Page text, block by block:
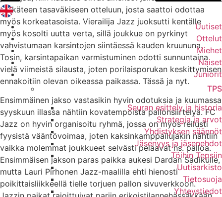
Uutiset
Ottelut
Miehet
Naiset
Juniorit
TPS
Seuran esittely ja historia
Strategia ja arvot
Yhdistyksen säännöt
Jäsenyys ja jäsenehdot
Töihin Tepsiin
Uutisarkisto
Tietosuoja
Yhteystiedot
etukäteen tasaväkiseen otteluun, josta saattoi odottaa
myös korkeatasoista. Vierailija Jazz juoksutti kentälle
myös kosolti uutta verta, sillä joukkue on pyrkinyt
vahvistumaan karsintojen siintäessä kauden kruununa.
Tosin, karsintapaikan varmistuminen odotti sunnuntaina
vielä viimeistä silausta, joten porilaisporukan keskittymisen
ennakoitiin olevan oikeassa paikassa. Tässä ja nyt.
Ensimmäinen jakso vastasikin hyvin odotuksia ja kuumassa
syyskuun illassa nähtiin kovatempoista pallonsiirtelyä. FC
Jazz on hyvin organisoitu ryhmä, jossa on myös reilusti
fyysistä vääntövoimaa, joten kaksinkamppailujakin nähtiin
vaikka molemmat joukkueet selvästi pelaavat ns. palloa.
Ensimmäisen jakson paras paikka aukesi Dardan Sadikulle,
mutta Lauri Pirhonen Jazz-maalilla ehti hienosti
poikittaisliikkeellä tielle torjuen pallon sivuverkkoon.